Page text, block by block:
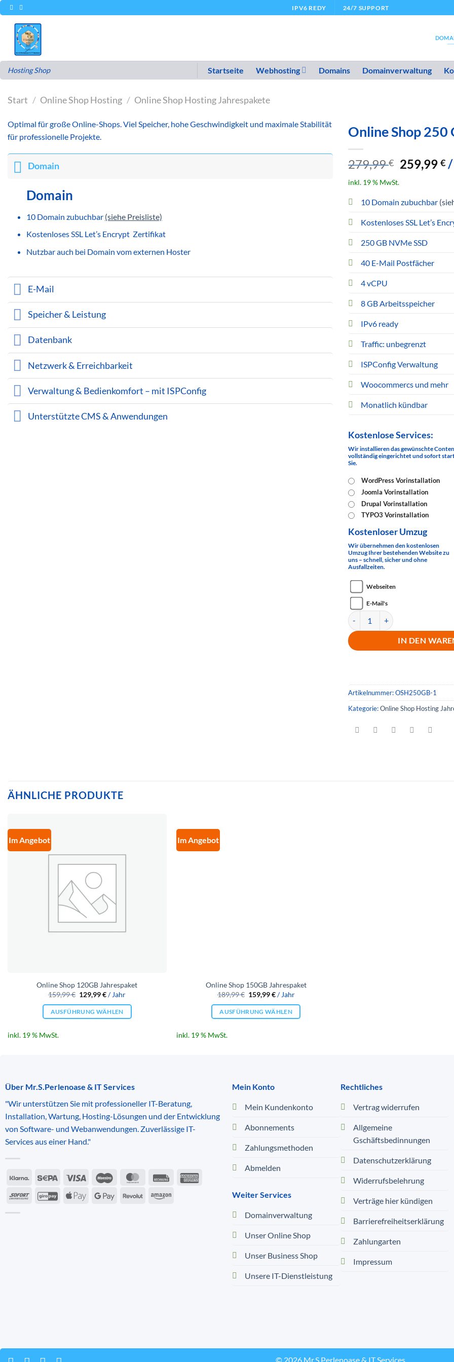
Zum
Inhalt
springen
IPV6 REDY 24/7 SUPPORT
Hosting Shop Startseite Webhosting Domains Domainverwaltung
Start / Online Shop Hosting / Online Shop Hosting Jahrespakete
Optimal für große Online-Shops. Viel Speicher, hohe Geschwindigkeit und maximale Stabilität
für professionelle Projekte.
Domain
Domain
10 Domain zubuchbar (siehe Preisliste)
Kostenloses SSL Let’s Encrypt Zertifikat
Nutzbar auch bei Domain vom externen Hoster
E-Mail
Speicher & Leistung
Datenbank
Netzwerk & Erreichbarkeit
Verwaltung & Bedienkomfort – mit ISPConfig
Unterstützte CMS & Anwendungen
Online Shop 250
279,99€
Preis
279,99 €
259,99€
inkl. 19 % MwSt.
10 Domain zubuchbar
Kostenloses SSL Let’s
250 GB NVMe SSD
40 E-Mail Postfächer
4 vCPU
8 GB Arbeitsspeicher
IPv6 ready
Traffic: unbegrenzt
ISPConfig Verwaltung
Woocommercs und mehr
Monatlich kündbar
Kostenlose Services:
Wir installieren das gewünschte
vollständig eingerichtet und sofort
Sie.
WordPress Vorinstallation
Joomla Vorinstallation
Drupal Vorinstallation
TYPO3 Vorinstallation
Kostenloser Umzug
Wir übernehmen den kostenlosen
Umzug Ihrer bestehenden Website zu
uns – schnell, sicher und ohne
Ausfallzeiten.
Webseiten
E-Mail's
Online Shop 250 GB Jahrespaket
IN DEN
Artikelnummer:OSH250GB-1
Kategorie:Online Shop Hosting
ÄHNLICHE PRODUKTE
Im Angebot
Online Shop 120GB Jahrespaket
159,99€ Ursprünglicher
Preis
war:
159,99 €
129,99€Aktueller
ist:
129,99 €.
/ Jahr
AUSFÜHRUNG WÄHLEN
inkl. 19 % MwSt.
Im Angebot
Online Shop 150GB Jahrespaket
189,99€ Ursprünglicher
Preis
war:
189,99 €
159,99€Aktueller
ist:
159,99 €.
/ Jahr
AUSFÜHRUNG WÄHLEN
inkl. 19 % MwSt.
Über Mr.S.Perlenoase & IT Services
"Wir unterstützen Sie mit professioneller IT-Beratung,
Installation, Wartung, Hosting-Lösungen und der Entwicklung
von Software- und Webanwendungen. Zuverlässige IT-
Services aus einer Hand."
Mein Konto
Mein Kundenkonto
Abonnements
Zahlungsmethoden
Abmelden
Weiter Services
Domainverwaltung
Unser Online Shop
Unser Business Shop
Unsere IT-Dienstleistung
Rechtliches
Vertrag widerrufen
Allgemeine
Gschäftsbedinnungen
Datenschutzerklärung
Widerrufsbelehrung
Verträge hier kündigen
Barrierefreiheitserklärung
Zahlungarten
Impressum
© 2026 Mr.S.Perlenoase & IT Services